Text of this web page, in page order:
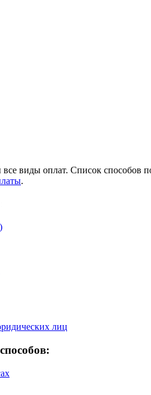
виды оплат. Список способов
.
лиц